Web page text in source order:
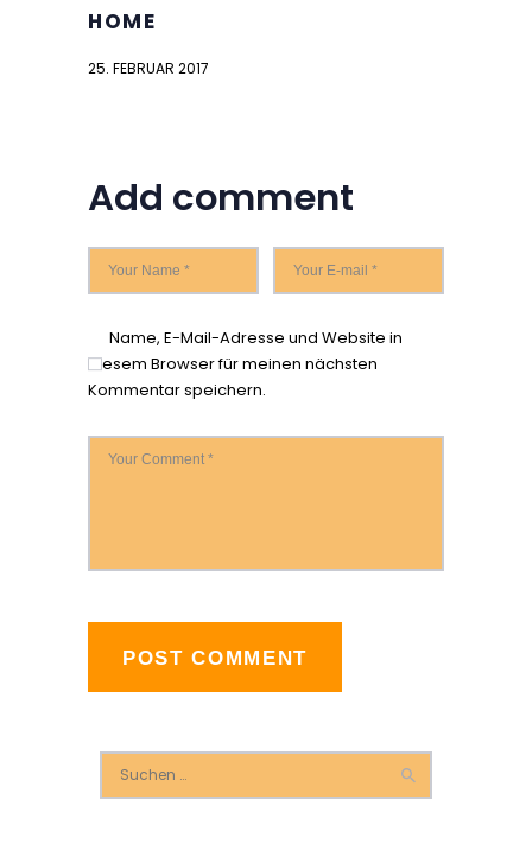
HOME
25. FEBRUAR 2017
Add comment
Name, E-Mail-Adresse und Website in
diesem Browser für meinen nächsten
Kommentar speichern.
nach: